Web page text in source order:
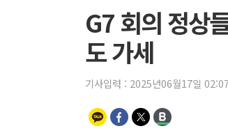
G7 회의 정상
도 가세
기사입력 : 2025년06월17일